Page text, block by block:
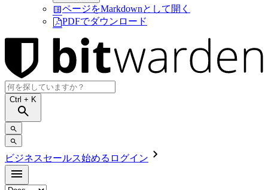
ページをMarkdownとして開く
PDFでダウンロード
Ctrl + K
ビジネスセールス始める ログイン